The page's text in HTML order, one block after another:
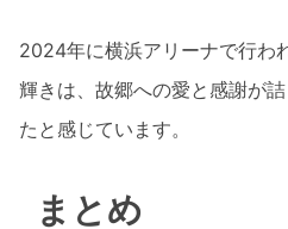
2024年に横浜アリーナで行わ
輝きは、故郷への愛と感謝が
たと感じています。
まとめ